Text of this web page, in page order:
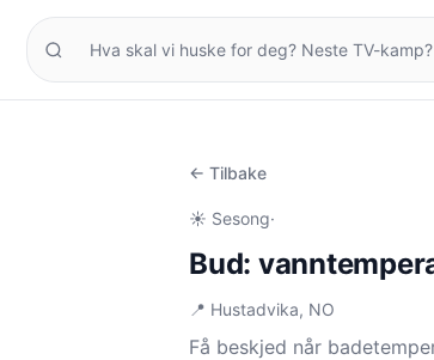
← Tilbake
☀️ Sesong·
Bud:
📍 Hustadvika, NO
Få beskjed når